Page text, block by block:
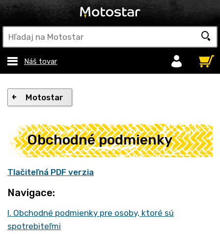
Náš tovar
Motostar
Obchodné podmienky
Tlačiteľná PDF verzia
Navigace:
I. Obchodné podmienky pre osoby, ktoré sú
spotrebiteľmi